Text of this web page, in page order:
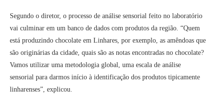
Segundo o diretor, o processo de análise sensorial feito no laboratório
vai culminar em um banco de dados com produtos da região. “Quem
está produzindo chocolate em Linhares, por exemplo, as amêndoas que
são originárias da cidade, quais são as notas encontradas no chocolate?
Vamos utilizar uma metodologia global, uma escala de análise
sensorial para darmos início à identificação dos produtos tipicamente
linharenses”, explicou.